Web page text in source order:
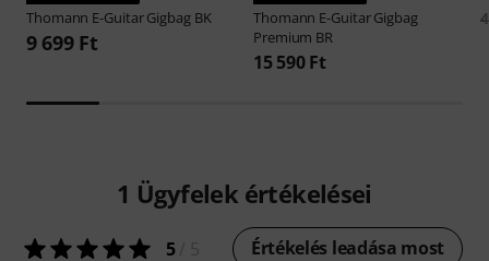
Thomann E-Guitar Gigbag BK
9 699 Ft
Thomann E-Guitar Gigbag
Premium BR
15 590 Ft
1 Ügyfelek értékelései
5/ 5 Értékelés leadása most